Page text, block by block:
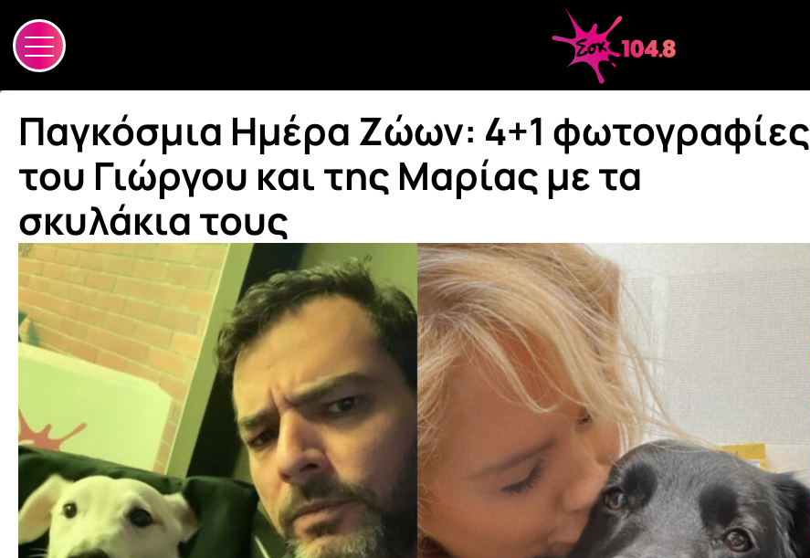
Παγκόσμια Ημέρα Ζώων: 4+1 φωτογραφίες
του Γιώργου και της Μαρίας με τα
σκυλάκια τους